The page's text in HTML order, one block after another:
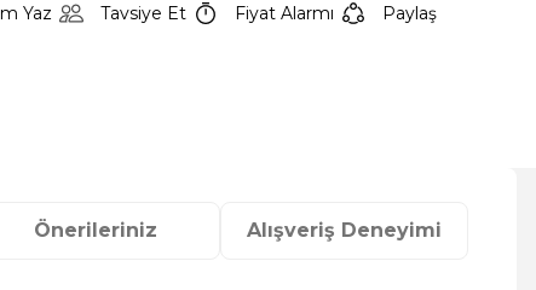
Yaz Tavsiye Et Fiyat Alarmı
Paylaş
Önerileriniz Alışveriş Deneyimi